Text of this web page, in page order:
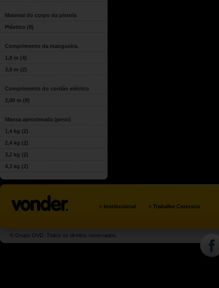
Material do corpo da pistola
Plástico (8)
Comprimento da mangueira.
1,8 m (4)
3,0 m (2)
Comprimento do cordão elétrico
2,00 m (8)
Massa aproximada (peso)
1,4 kg (2)
2,4 kg (2)
3,2 kg (2)
4,3 kg (2)
» Institucional » Trabalhe Conosco
© Grupo OVD. Todos os direitos reservados.